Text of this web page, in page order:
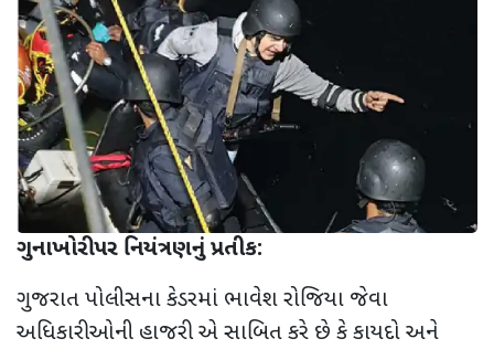
ગુનાખોરી પર નિયંત્રણનું પ્રતીક:
ગુજરાત પોલીસના કેડરમાં ભાવેશ રોજિયા જેવા
અધિકારીઓની હાજરી એ સાબિત કરે છે કે કાયદો અને